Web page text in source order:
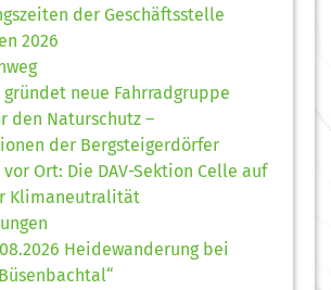
der Geschäftsstelle
2026
neue Fahrradgruppe
den Naturschutz –
der Bergsteigerdörfer
Ort: Die DAV-Sektion Celle auf
Klimaneutralität
Heidewanderung bei